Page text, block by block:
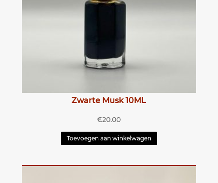
Zwarte Musk 10ML
€20.00
Toevoegen aan winkelwagen